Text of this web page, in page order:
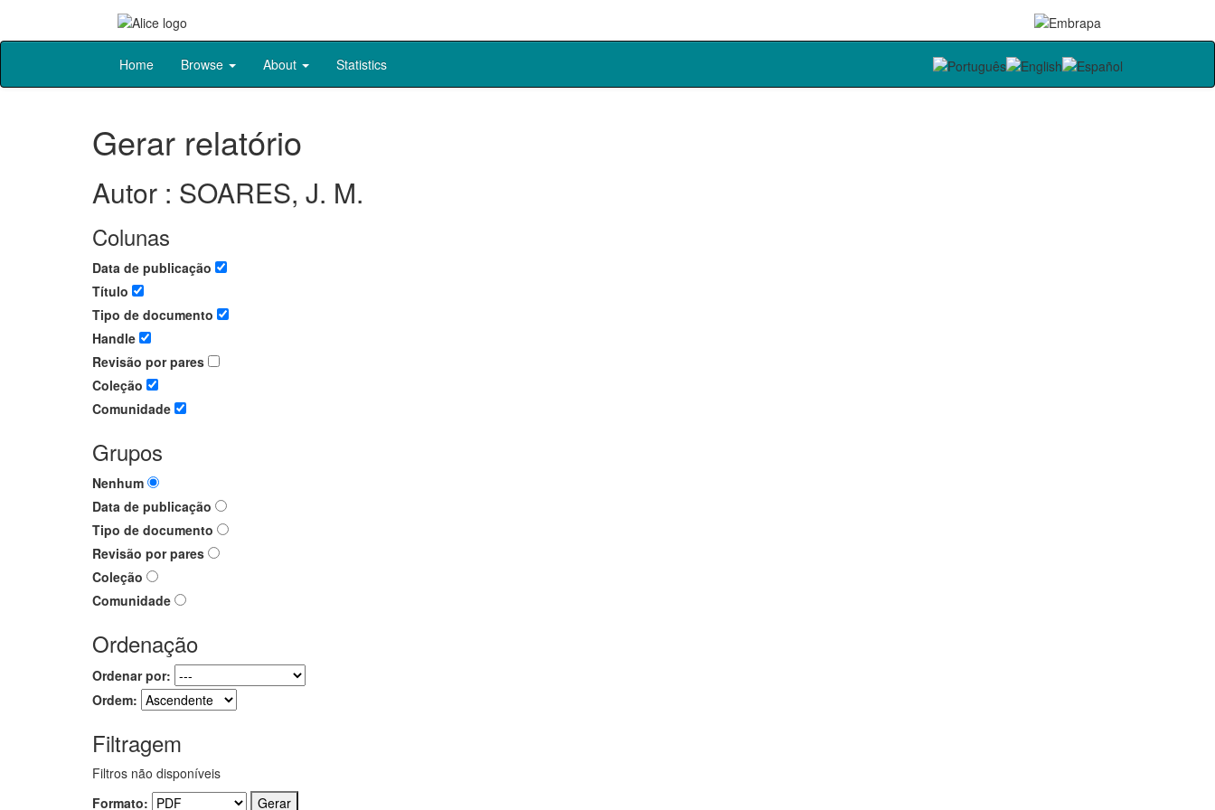
Skip
Home Browse About Statistics
Gerar relatório
Autor : SOARES, J. M.
Colunas
Data de publicação
Título
Tipo de documento
Handle
Revisão por pares
Coleção
Comunidade
Grupos
Nenhum
Data de publicação
Tipo de documento
Revisão por pares
Coleção
Comunidade
Ordenação
Ordenar por:
Ordem:
Filtragem
Filtros não disponíveis
Formato: